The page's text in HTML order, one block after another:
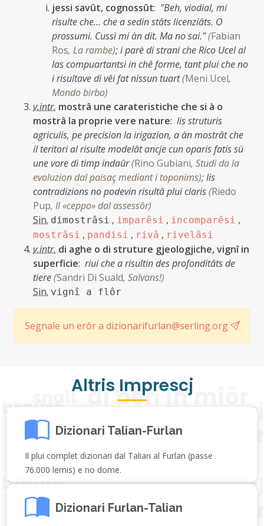
jessi savût, cognossût: "Beh, viodial, mi
risulte che… che a sedin stâts licenziâts. O
prossumi. Cussì mi àn dit. Ma no sai."(Fabian
Ros, La rambe);i parè di strani che Rico Ucel al
las compuartantsi in chê forme, tant plui che no
i risultave di vêi fat nissun tuart(Meni Ucel,
Mondo birbo)
v.intr. mostrâ une carateristiche che si à o
mostrâ la proprie vere nature: lis struturis
agriculis, pe precision la irigazion, a àn mostrât che
il teritori al risulte modelât ancje cun oparis fatis sù
une vore di timp indaûr(Rino Gubiani, Studi da la
evoluzion dal paisaç mediant i toponims);lis
contradizions no podevin risultâ plui claris(Riedo
Pup, Il «ceppo» dal assessôr)
Sin. dimostrâsi , imparêsi , incomparêsi ,
mostrâsi , pandisi , rivâ , rivelâsi
v.intr. di aghe o di struture gjeologjiche, vignî in
superficie: riui che a risultin des profonditâts de
tiere(Sandri Di Suald, Salvans!)
Sin. vignî a flôr
Segnale un erôr a dizionarifurlan@serling.org
Altris Imprescj
Dizionari Talian-Furlan
Il plui complet dizionari dal Talian al Furlan (passe
76.000 lemis) e no dome.
Dizionari Furlan-Talian